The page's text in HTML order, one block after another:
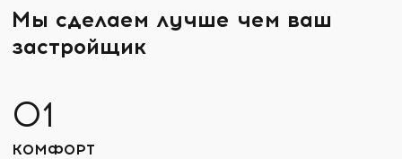
Мы сделаем лучше чем ваш
застройщик
КОМФОРТ